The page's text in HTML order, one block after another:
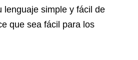
lenguaje simple y fácil de
que sea fácil para los